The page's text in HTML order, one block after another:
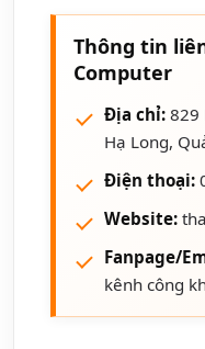
Thông tin
Computer
Địa chỉ: 829
Hạ Long,
Điện thoại:
Website:
Fanpage/
kênh công